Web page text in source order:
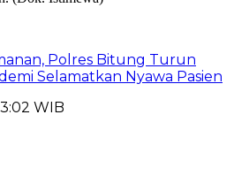
Polres Bitung Turun
Selamatkan Nyawa Pasien
WIB